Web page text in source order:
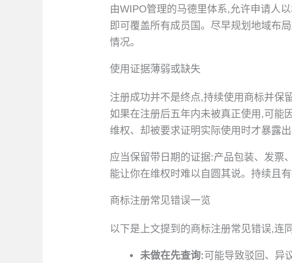
由WIPO管理的马德里体系,允许申请人
即可覆盖所有成员国。尽早规划地域布
情况。
使用证据薄弱或缺失
注册成功并不是终点,持续使用商标并保
如果在注册后五年内未被真正使用,可能
维权、却被要求证明实际使用时才暴露出
应当保留带日期的证据:产品包装、发票
能让你在维权时难以自圆其说。持续且
商标注册常见错误一览
以下是上文提到的商标注册常见错误,连
未做在先查询:可能导致驳回、异